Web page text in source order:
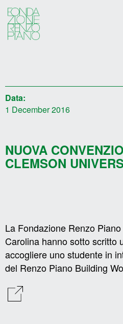
Data:
1 December 2016
NUOVA
CLEMSON
La Fondazione Renzo
Carolina hanno sotto scritto
accogliere uno studente in
del Renzo Piano Building